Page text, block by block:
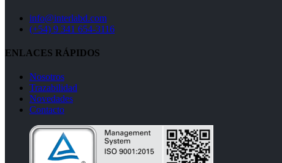
info@interlabd.com
(+54) 9 341 654-3116
ENLACES RÁPIDOS
Nosotros
Trazabilidad
Novedades
Contacto